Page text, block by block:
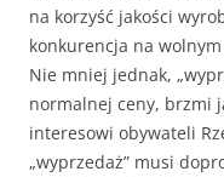
na korzyść jakości
konkurencja na
Nie mniej jednak,
normalnej ceny, brzmi
interesowi obywateli
„wyprzedaż” musi